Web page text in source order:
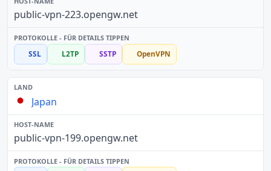
public-vpn-223.opengw.net
SSL L2TP SSTP OpenVPN
Japan
public-vpn-199.opengw.net